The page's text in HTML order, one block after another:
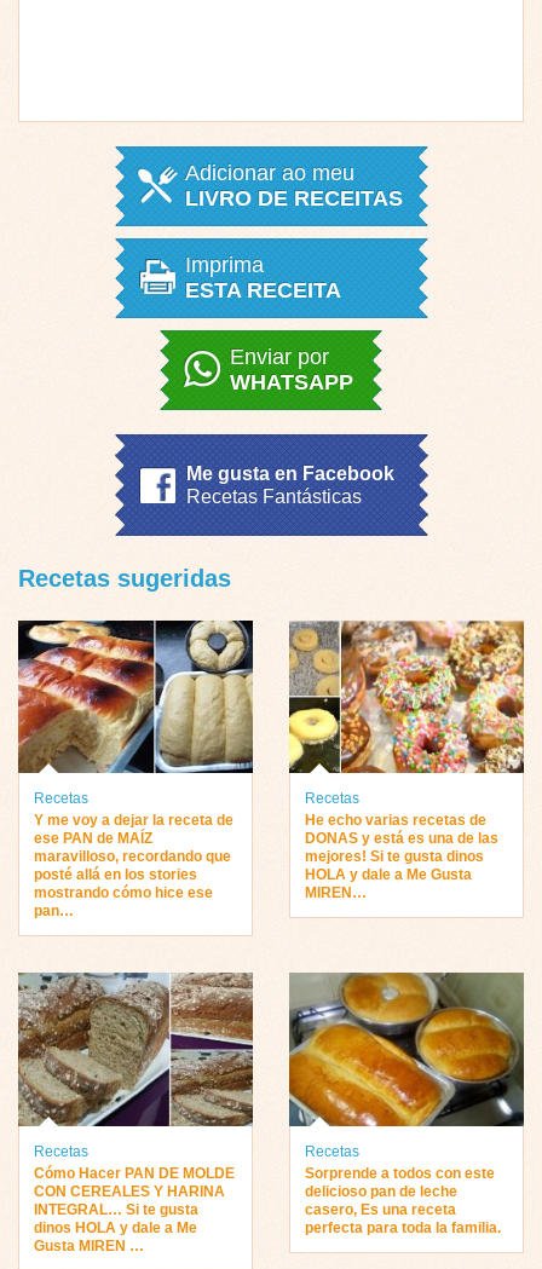
Adicionar ao meu
LIVRO DE RECEITAS
Imprima
ESTA RECEITA
Enviar por
WHATSAPP
Me gusta en Facebook
Recetas Fantásticas
Recetas sugeridas
Recetas
Y me voy a dejar la receta de
ese PAN de MAÍZ
maravilloso, recordando que
posté allá en los stories
mostrando cómo hice ese
pan…
Recetas
He echo varias recetas de
DONAS y está es una de las
mejores! Si te gusta dinos
HOLA y dale a Me Gusta
MIREN…
Recetas
Cómo Hacer PAN DE MOLDE
CON CEREALES Y HARINA
INTEGRAL… Si te gusta
dinos HOLA y dale a Me
Gusta MIREN …
Recetas
Sorprende a todos con este
delicioso pan de leche
casero, Es una receta
perfecta para toda la familia.